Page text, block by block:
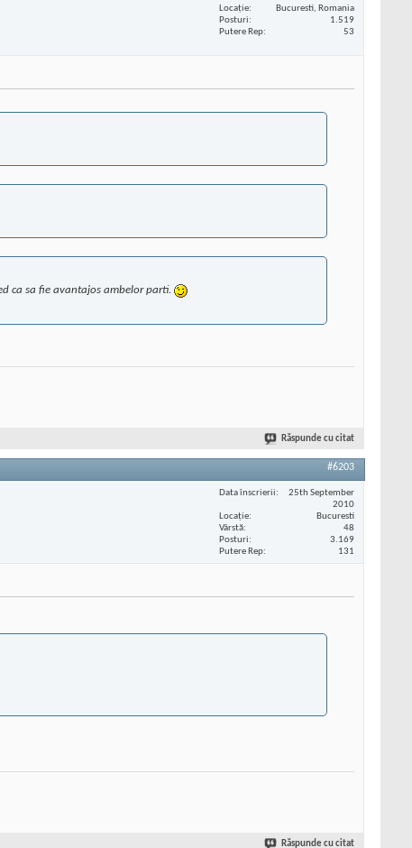
Locaţie
Bucuresti, Romania
Posturi
1.519
Putere Rep
53
ca sa fie avantajos ambelor parti.
Răspunde cu citat
#6203
Data înscrierii
25th September
2010
Locaţie
Bucuresti
Vârstă
48
Posturi
3.169
Putere Rep
131
Răspunde cu citat